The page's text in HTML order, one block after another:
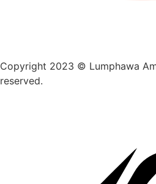
Copyright 2023 © Lumphawa
reserved.